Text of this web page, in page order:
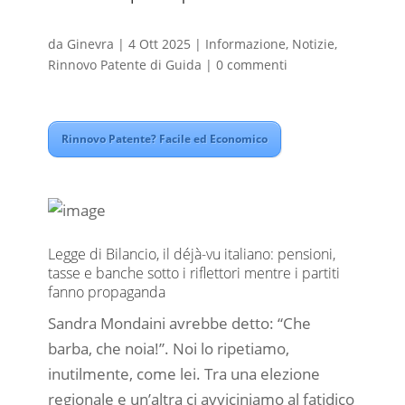
da Ginevra | 4 Ott 2025 | Informazione, Notizie,
Rinnovo Patente di Guida | 0 commenti
Rinnovo Patente? Facile ed Economico
Legge di Bilancio, il déjà-vu italiano: pensioni,
tasse e banche sotto i riflettori mentre i partiti
fanno propaganda
Sandra Mondaini avrebbe detto: “Che
barba, che noia!”. Noi lo ripetiamo,
inutilmente, come lei. Tra una elezione
regionale e un’altra ci avviciniamo al fatidico